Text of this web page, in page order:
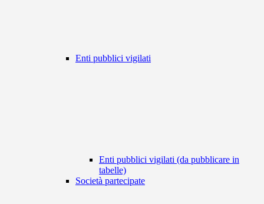
Enti pubblici vigilati
Enti pubblici vigilati (da pubblicare in
tabelle)
Società partecipate